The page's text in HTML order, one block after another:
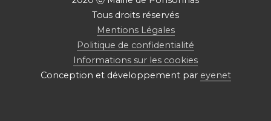
Tous droits réservés
Mentions Légales
Politique de confidentialité
Informations sur les cookies
Conception et développement par eyenet